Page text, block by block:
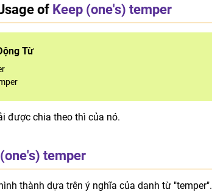
of Keep (one's) temper
Từ
được chia theo thì của nó.
temper
thành dựa trên ý nghĩa của danh từ "temper".